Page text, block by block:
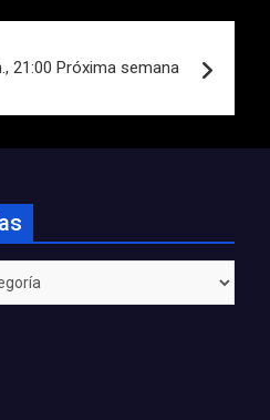
21:00 Próxima semana